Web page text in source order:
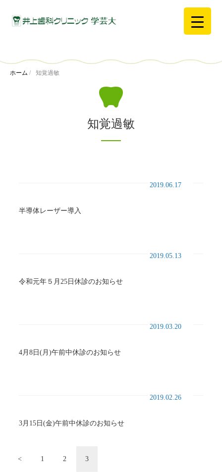
ホーム / 知覚過敏
知覚過敏
2019.06.17
半導体レーザー導入
2019.05.13
令和元年５月25日休診のお知らせ
2019.03.20
4月8日(月)午前中休診のお知らせ
2019.02.26
3月15日(金)午前中休診のお知らせ
< 1 2 3